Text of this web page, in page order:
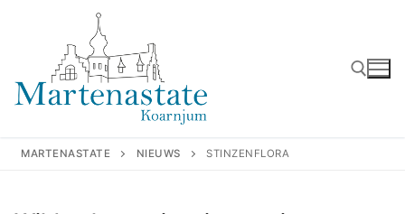
inhoud
Zoeken naar:
MARTENASTATE NIEUWS STINZENFLORA